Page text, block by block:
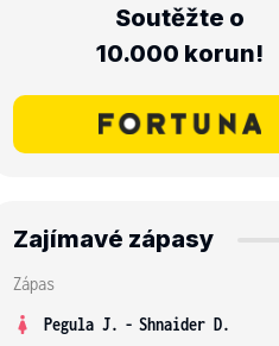
Soutěžte o
10.000 korun!
Zajímavé zápasy
Zápas
Pegula J. - Shnaider D.